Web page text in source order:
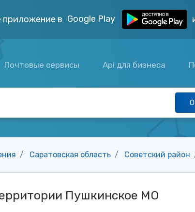
в Google Play
Почтовые сервисы Api для бизнеса
Саратовская область Советский район
Пушкинское МО